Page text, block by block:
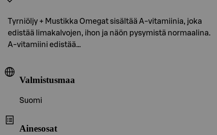
Tyrniöljy + Mustikka Omegat sisältää A-vitamiinia, joka
edistää limakalvojen, ihon ja näön pysymistä normaalina.
A-vitamiini edistää…
Valmistusmaa
Suomi
Ainesosat